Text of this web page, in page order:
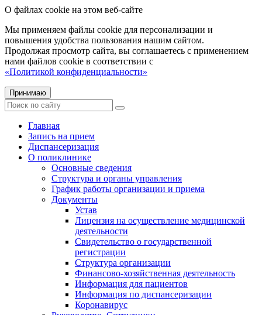
О файлах cookie на этом веб-сайте
Мы применяем файлы cookie для персонализации и
повышения удобства пользования нашим сайтом.
Продолжая просмотр сайта, вы соглашаетесь с применением
нами файлов cookie в соответствии с
«Политикой конфиденциальности»
Принимаю
Главная
Запись на прием
Диспансеризация
О поликлинике
Основные сведения
Структура и органы управления
График работы организации и приема
Документы
Устав
Лицензия на осуществление медицинской
деятельности
Свидетельство о государственной
регистрации
Структура организации
Финансово-хозяйственная деятельность
Информация для пациентов
Информация по диспансеризации
Коронавирус